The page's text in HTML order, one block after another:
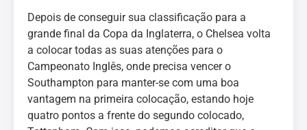
Depois de conseguir sua classificação para a
grande final da Copa da Inglaterra, o Chelsea volta
a colocar todas as suas atenções para o
Campeonato Inglês, onde precisa vencer o
Southampton para manter-se com uma boa
vantagem na primeira colocação, estando hoje
quatro pontos a frente do segundo colocado,